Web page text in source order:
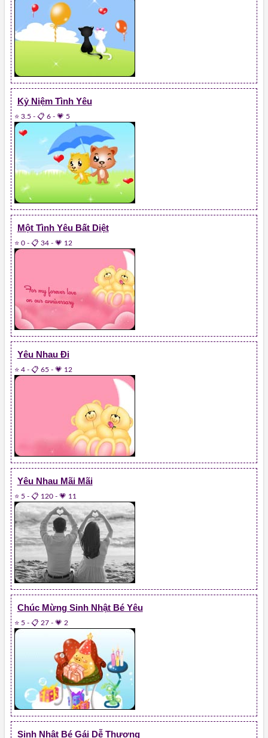
Kỷ Niệm Tình Yêu
⭐ 3.5 - 📋 6- 💗 5
Một Tình Yêu Bất Diệt
⭐ 0- 📋 34- 💗 12
Yêu Nhau Đi
⭐ 4- 📋 65 - 💗 12
Yêu Nhau Mãi Mãi
⭐ 5 - 📋 120- 💗 11
Chúc Mừng Sinh Nhật Bé Yêu
⭐ 5 - 📋 27- 💗 2
Sinh Nhật Bé Gái Dễ Thương